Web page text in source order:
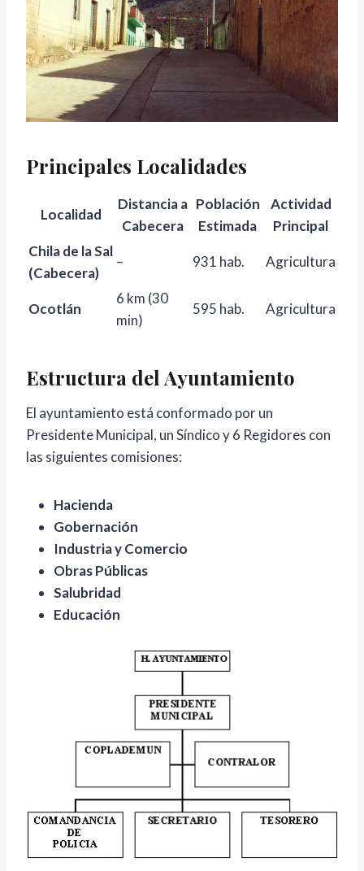
Principales Localidades
Localidad
Distancia a
Cabecera
Población
Estimada
Actividad
Principal
Chila de la Sal
(Cabecera)
– 931 hab. Agricultura
Ocotlán
6 km (30
min)
595 hab. Agricultura
Estructura del Ayuntamiento
El ayuntamiento está conformado por un
Presidente Municipal, un Síndico y 6 Regidores con
las siguientes comisiones:
Hacienda
Gobernación
Industria y Comercio
Obras Públicas
Salubridad
Educación